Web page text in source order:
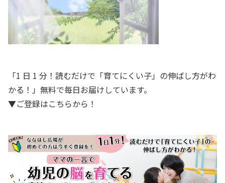
「1 日 1 分！読むだけで「育てにくい子」の伸ばし方がわ
かる！」無料で毎日お届けしています。
▼ご登録はこちらから！